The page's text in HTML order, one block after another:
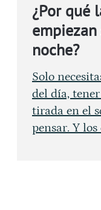
¿Por qué
noche?
Solo
del día,
tirada en el
pensar. Y